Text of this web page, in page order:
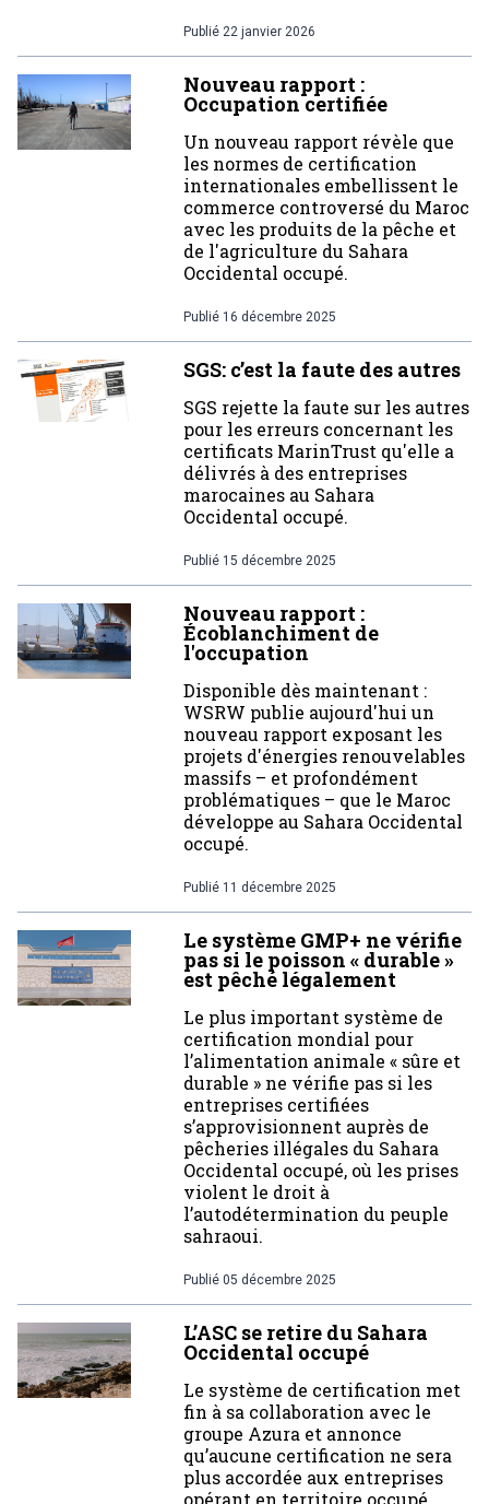
Publié 22 janvier 2026
Nouveau rapport :
Occupation certifiée
Un nouveau rapport révèle que
les normes de certification
internationales embellissent le
commerce controversé du Maroc
avec les produits de la pêche et
de l'agriculture du Sahara
Occidental occupé.
Publié 16 décembre 2025
SGS: c’est la faute des autres
SGS rejette la faute sur les autres
pour les erreurs concernant les
certificats MarinTrust qu'elle a
délivrés à des entreprises
marocaines au Sahara
Occidental occupé.
Publié 15 décembre 2025
Nouveau rapport :
Écoblanchiment de
l'occupation
Disponible dès maintenant :
WSRW publie aujourd'hui un
nouveau rapport exposant les
projets d'énergies renouvelables
massifs – et profondément
problématiques – que le Maroc
développe au Sahara Occidental
occupé.
Publié 11 décembre 2025
Le système GMP+ ne vérifie
pas si le poisson « durable »
est pêché légalement
Le plus important système de
certification mondial pour
l’alimentation animale « sûre et
durable » ne vérifie pas si les
entreprises certifiées
s’approvisionnent auprès de
pêcheries illégales du Sahara
Occidental occupé, où les prises
violent le droit à
l’autodétermination du peuple
sahraoui.
Publié 05 décembre 2025
L’ASC se retire du Sahara
Occidental occupé
Le système de certification met
fin à sa collaboration avec le
groupe Azura et annonce
qu’aucune certification ne sera
plus accordée aux entreprises
opérant en territoire occupé.